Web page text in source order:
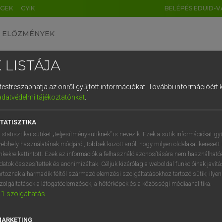
GYIK BELÉPÉS EDUID-
ELŐZMÉNYEK
egyetemes nagyszótár
VAN ELŐFIZETÉSED?
megtekintéséhez.
LISTÁJA
az önről gyűjtött információkat. További információért
tájékoztatónkat.
statisztikai sütiket „teljesítménysütiknek” is nevezik. Ezek a sütik információkat
használatának módjáról, többek között arról, hogy milyen oldalakat keresett
kattintott. Ezek az információk a felhasználó azonosítására nem
összesítettek és anonimizáltak. Céljuk kizárólag a weboldal funkcióinak
a harmadik féltől származó elemzési szolgáltatásokhoz tartozó sütik;
a látogatóelemzések, a hőtérképek és a közösségi médiaanalitika.
1 szolgáltatás
DE CN FR ES IT NL
1 2 3 4 5 6 7 8 9
q w e r t z u i
a s d f g h j k l é
í y x c v b n m , .